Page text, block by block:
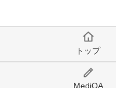
トップ
MediQA